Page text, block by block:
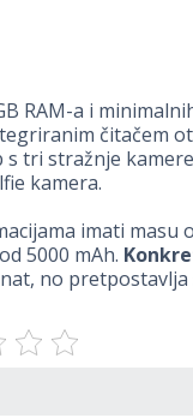
RAM-a i
čitačem
tri stražnje
kamera.
imati masu
5000 mAh.
no pretpostavlja